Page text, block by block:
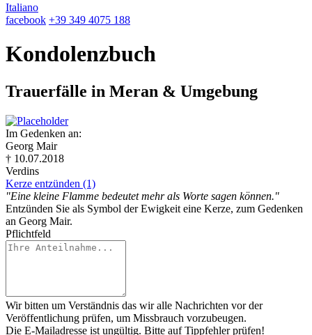
Italiano
facebook +39 349 4075 188
Kondolenzbuch
Trauerfälle in Meran & Umgebung
Im Gedenken an:
Georg Mair
† 10.07.2018
Verdins
Kerze entzünden (1)
"Eine kleine Flamme bedeutet mehr als Worte sagen können."
Entzünden Sie als Symbol der Ewigkeit eine Kerze, zum Gedenken
an Georg Mair.
Pflichtfeld
Wir bitten um Verständnis das wir alle Nachrichten vor der
Veröffentlichung prüfen, um Missbrauch vorzubeugen.
Die E-Mailadresse ist ungültig. Bitte auf Tippfehler prüfen!